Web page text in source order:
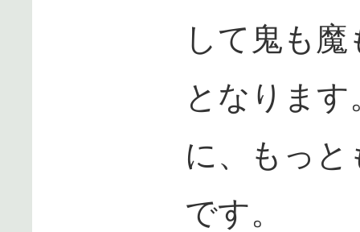
して鬼も
となりま
に、もっと
です。